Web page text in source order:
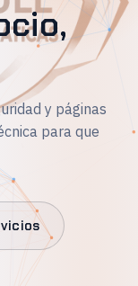
y páginas
para que